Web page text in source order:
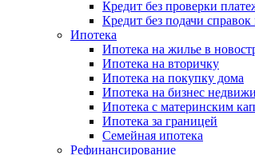
Кредит без проверки
Кредит без подачи справок
Ипотека
Ипотека на жилье в
Ипотека на вторичку
Ипотека на покупку дома
Ипотека на бизнес
Ипотека с материнским
Ипотека за границей
Семейная ипотека
Рефинансирование